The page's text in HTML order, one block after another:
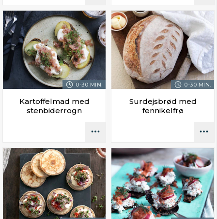
0-30 MIN.
Kartoffelmad med
stenbiderrogn
0-30 MIN.
Surdejsbrød med
fennikelfrø